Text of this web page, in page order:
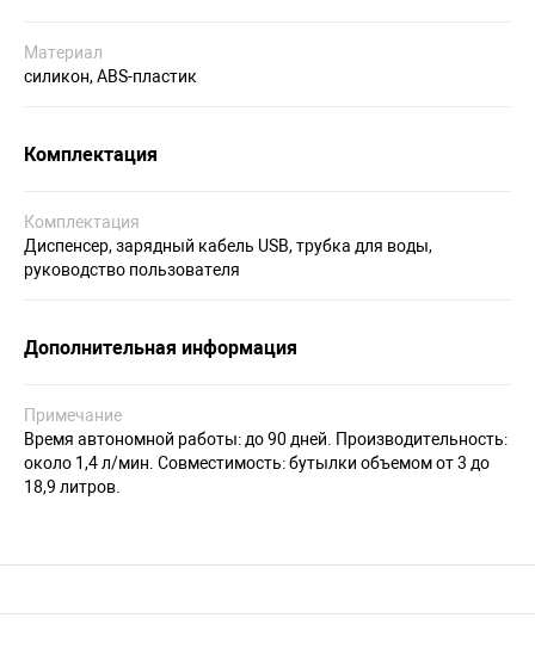
Материал
силикон, ABS-пластик
Комплектация
Комплектация
Диспенсер, зарядный кабель USB, трубка для воды,
руководство пользователя
Дополнительная информация
Примечание
Время автономной работы: до 90 дней. Производительность:
около 1,4 л/мин. Совместимость: бутылки объемом от 3 до
18,9 литров.